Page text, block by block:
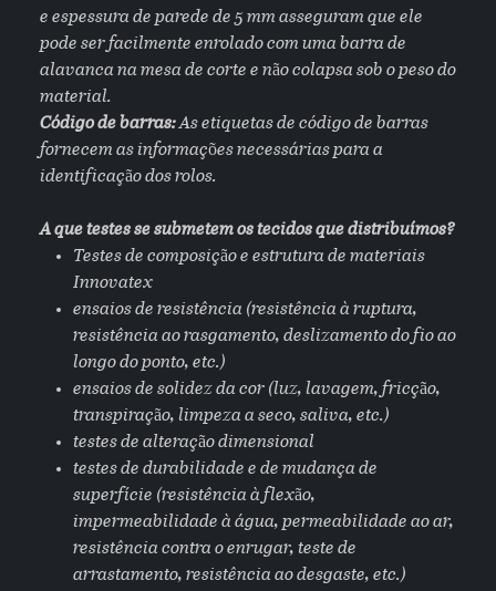
e espessura de parede de 5 mm asseguram que ele
pode ser facilmente enrolado com uma barra de
alavanca na mesa de corte e não colapsa sob o peso do
material.
Código de barras:As etiquetas de código de barras
fornecem as informações necessárias para a
identificação dos rolos.
A que testes se submetem os tecidos que distribuímos?
Testes de composição e estrutura de materiais
Innovatex
ensaios de resistência (resistência à ruptura,
resistência ao rasgamento, deslizamento do fio ao
longo do ponto, etc.)
ensaios de solidez da cor (luz, lavagem, fricção,
transpiração, limpeza a seco, saliva, etc.)
testes de alteração dimensional
testes de durabilidade e de mudança de
superfície (resistência à flexão,
impermeabilidade à água, permeabilidade ao ar,
resistência contra o enrugar, teste de
arrastamento, resistência ao desgaste, etc.)